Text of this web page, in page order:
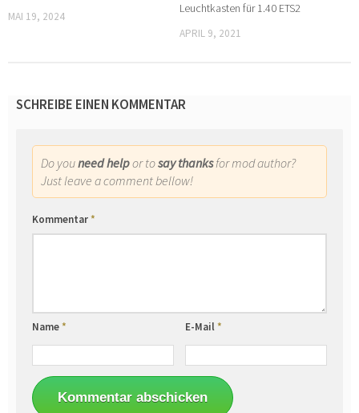
MAI 19, 2024
Leuchtkasten für 1.40 ETS2
APRIL 9, 2021
SCHREIBE EINEN KOMMENTAR
Do youneed helpor tosay thanksfor mod author?
Just leave a comment bellow!
Kommentar*
Name* E-Mail*